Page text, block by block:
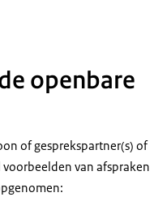
openbare
of gesprekspartner(s) of
van afspraken